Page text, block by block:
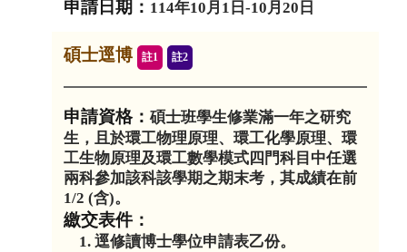
114年10月1日-10月20日
碩士逕博 註1 註2
碩士班學生修業滿一年之研究
生，且於環工物理原理、環工化學原理、環
工生物原理及環工數學模式四門科目中任選
兩科參加該科該學期之期末考，其成績在前
1/2 (含)。
逕修讀博士學位申請表乙份。